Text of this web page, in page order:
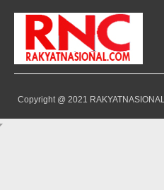
Copyright @ 2021